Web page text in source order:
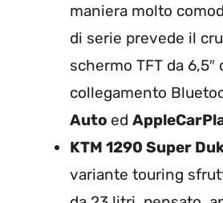
maniera molto
di serie prevede il
schermo TFT da 6,5″
collegamento
Auto ed
KTM 1290 Super
variante touring